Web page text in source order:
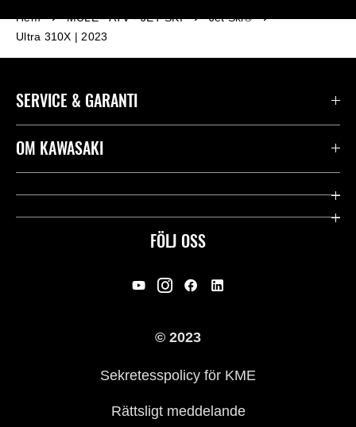
Hem MULE - ATV - JET SKI
Jet Ski®
Ultra 310X | 2023
FÖLJ OSS
SERVICE & GARANTI
Kontakta oss
Användbara länkar
Rättsligt & Sekretess
OM KAWASAKI
Företag
© 2023
Sekretesspolicy för KME
Rättsligt meddelande